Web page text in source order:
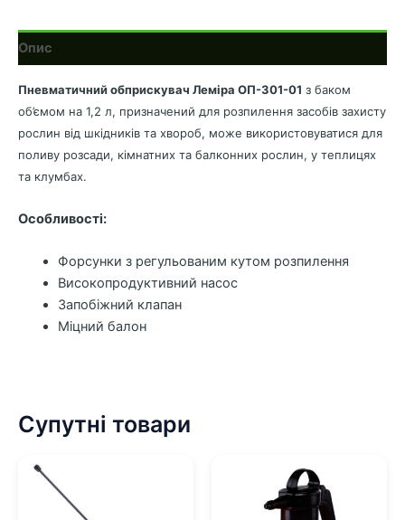
Опис
Пневматичний обприскувач Леміра ОП-301-01 з баком
об’ємом на 1,2 л, призначений для розпилення засобів захисту
рослин від шкідників та хвороб, може використовуватися для
поливу розсади, кімнатних та балконних рослин, у теплицях
та клумбах.
Особливості:
Форсунки з регульованим кутом розпилення
Високопродуктивний насос
Запобіжний клапан
Міцний балон
Супутні товари